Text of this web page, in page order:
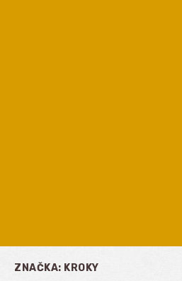
ZNAČKA: KROKY